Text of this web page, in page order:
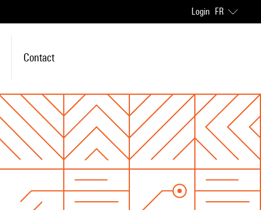
Login FR
Contact